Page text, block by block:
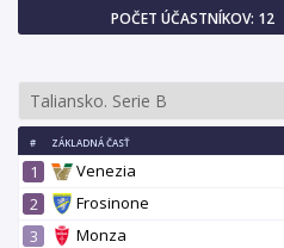
POČET ÚČASTNÍKOV: 12
# ZÁKLADNÁ ČASŤ
1 Venezia
2
Frosinone
3
Monza